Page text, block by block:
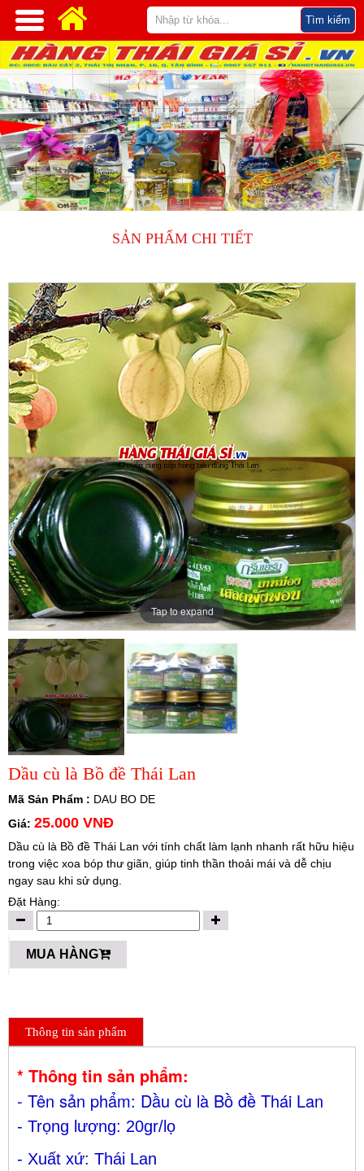
SẢN PHẨM CHI TIẾT
Tap to expand
Dầu cù là Bồ đề Thái Lan
Mã Sản Phẩm : DAU BO DE
Giá: 25.000 VNĐ
Dầu cù là Bồ đề Thái Lan với tính chất làm lạnh nhanh rất hữu hiệu
trong việc xoa bóp thư giãn, giúp tinh thần thoải mái và dễ chịu
ngay sau khi sử dụng.
Đặt Hàng:
MUA HÀNG
Thông tin sản phẩm
* Thông tin sản phẩm:
- Tên sản phẩm: Dầu cù là Bồ đề Thái Lan
- Trọng lượng: 20gr/lọ
- Xuất xứ: Thái Lan